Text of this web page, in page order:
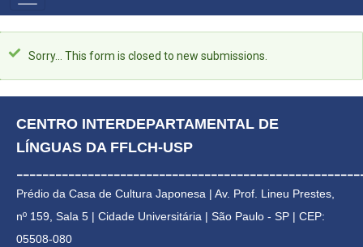
PRIMÁRIO
Status
message
Sorry… This form is closed to new submissions.
CENTRO INTERDEPARTAMENTAL DE
LÍNGUAS DA FFLCH-USP
Prédio da Casa de Cultura Japonesa | Av. Prof. Lineu Prestes,
nº 159, Sala 5 | Cidade Universitária | São Paulo - SP | CEP:
05508-080